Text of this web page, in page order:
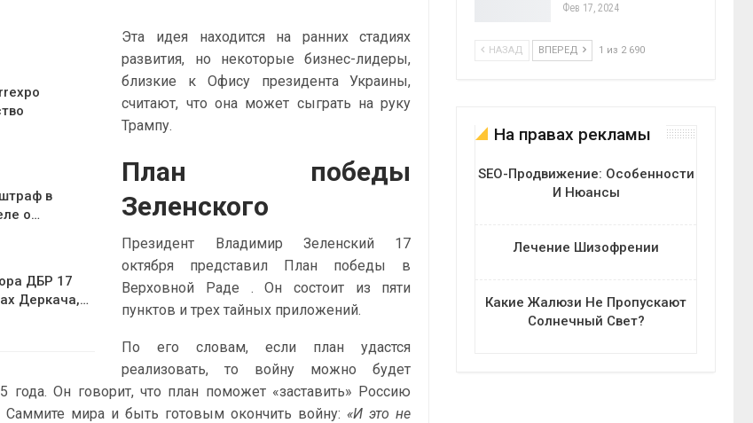
в
о…
ДБР 17
Деркача,…
Эта идея находится на ранних стадиях
развития, но некоторые бизнес-лидеры,
близкие к Офису президента Украины,
считают, что она может сыграть на руку
Трампу.
План победы
Зеленского
Президент Владимир Зеленский 17
октября представил План победы в
Верховной Раде . Он состоит из пяти
пунктов и трех тайных приложений.
По его словам, если план удастся
реализовать, то войну можно будет
года. Он говорит, что план поможет «заставить» Россию
Саммите мира и быть готовым окончить войну: «И это не
Фев 17, 2024
НАЗАД ВПЕРЕД 1 из 2 690
На правах рекламы
SEO-Продвижение: Особенности
И Нюансы
Лечение Шизофрении
Какие Жалюзи Не Пропускают
Солнечный Свет?